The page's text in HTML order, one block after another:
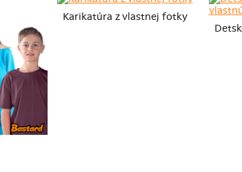
Karikatúra z vlastnej fotky